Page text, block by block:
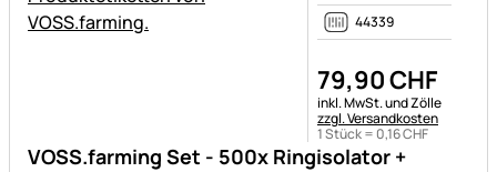
VOSS.farming Set - 500x Ringisolator +
44339
79,90CHF
Steuerhinweis:
inkl. MwSt. und Zölle
zzgl. Versandkosten
1 Stück = 0,16CHF